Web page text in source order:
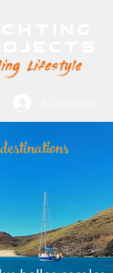
Lifestyle